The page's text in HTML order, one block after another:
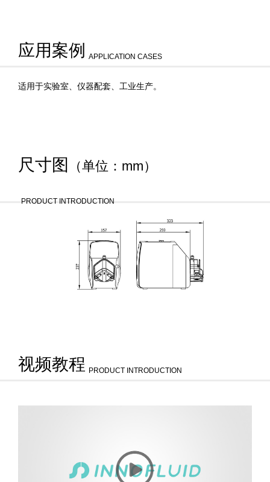
应用案例 APPLICATION CASES
适用于实验室、仪器配套、工业生产。
尺寸图 （单位：mm）
PRODUCT INTRODUCTION
视频教程 PRODUCT INTRODUCTION